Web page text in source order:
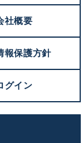
社概要
報保護方針
グイン